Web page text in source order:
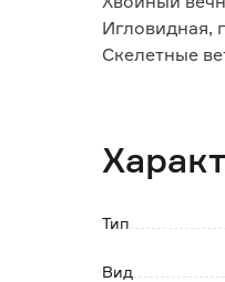
Игловидная,
Скелетные
После
Саженец в
Тип
Вид